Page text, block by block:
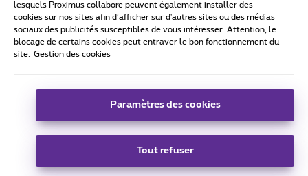
Tous droits réservés. © 2026 Proximus
Conditions générales, info consommateur
Coordonnées de l’entreprise
Boulevard du Roi Albert II 27 - B-1030 Bruxelles.
lesquels Proximus collabore peuvent également installer des
cookies sur nos sites afin d’afficher sur d'autres sites ou des médias
sociaux des publicités susceptibles de vous intéresser. Attention, le
blocage de certains cookies peut entraver le bon fonctionnement du
site.
Gestion des cookies
Paramètres des cookies
Tout refuser